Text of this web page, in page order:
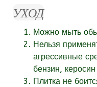
УХОД
Можно мыть
Нельзя
агрессивные
бензин, керосин
Плитка не